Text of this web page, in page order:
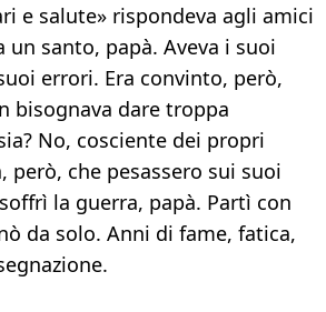
e salute» rispondeva agli amici
santo, papà. Aveva i suoi
errori. Era convinto, però,
bisognava dare troppa
No, cosciente dei propri
però, che pesassero sui suoi
la guerra, papà. Partì con
da solo. Anni di fame, fatica,